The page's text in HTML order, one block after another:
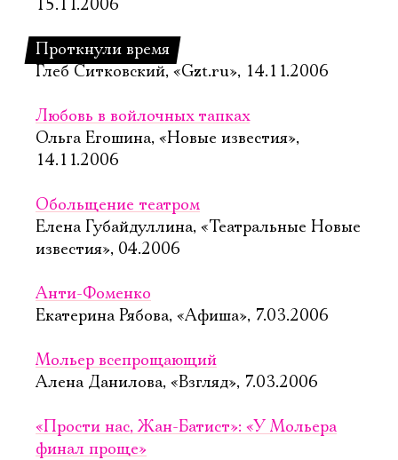
15.11.2006
Проткнули время
Глеб Ситковский, «Gzt.ru», 14.11.2006
Любовь в войлочных тапках
Ольга Егошина, «Новые известия»,
14.11.2006
Обольщение театром
Елена Губайдуллина, «Театральные Новые
известия», 04.2006
Анти-Фоменко
Екатерина Рябова, «Афиша», 7.03.2006
Мольер всепрощающий
Алена Данилова, «Взгляд», 7.03.2006
«Прости нас, Жан-Батист»: «У Мольера
финал проще»